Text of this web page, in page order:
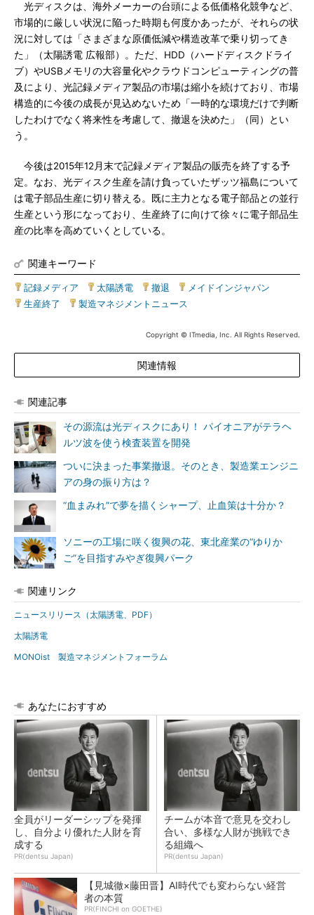
光ディスクは、海外メーカーの台頭による低価格化競争など、
市場的に厳しい状況に陥った時期も何度かあったが、それらの状
況に対しては「さまざまな原価低減や構造改革で乗り切ってき
た」（太陽誘電 広報部）。ただ、HDD（ハードディスクドライ
ブ）やUSBメモリの大容量化やクラウドコンピューティングの普
及により、光記録メディア製品の市場は縮小を続けており、市場
構造的に今後の成長が見込めないため「一時的な環境だけで判断
したわけでなく将来性を考慮して、撤退を決めた」（同）とい
う。
今後は2015年12月末で記録メディア製品の販売を終了する予
定。なお、光ディスク生産を請け負っていたザッツ福島について
は電子部品生産に切り替える。既に主力となる電子部品との並行
生産という形になっており、生産終了に向けて徐々に電子部品生
産の比率を高めていくとしている。
関連キーワード
記録メディア 太陽誘電 撤退 メイドインジャパン
生産終了
製造マネジメントニュース
Copyright © ITmedia, Inc. All Rights Reserved.
関連情報
関連記事
その源流は光ディスクにあり！ パイオニアがテラヘ
ルツ波を使う検査装置を開発
ついに決まった事業撤退。そのとき、製造業エンジニ
アの身の振り方は？
“血まみれ”で夢を描くシャープ、止血策は十分か？
ソニーの工場に咲く復興の花、東北産業の“ゆりか
ご”を目指すみやぎ復興パーク
関連リンク
ニュースリリース（太陽誘電、PDF）
太陽誘電
MONOist 製造マネジメントフォーラム
あなたにおすすめ
全員がリーダーシップを発揮
し、自分より優れた人財を育
成する
PR(dentsu Japan)
チームが本音で意見を交わし
合い、多様な人財が挑戦でき
る組織へ
PR(dentsu Japan)
【見城徹×藤田晋】AI時代でも変わらない経営
者の本質
PR(FINCHI on GOETHE)